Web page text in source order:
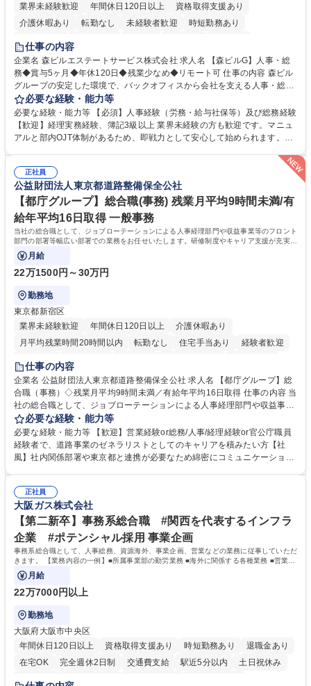
業界未経験歓迎 年間休日120日以上
資格取得支援あり
介護休暇あり
転勤なし 未経験者歓迎
時短勤務あり
経験者歓迎
完全週休2日制
交通費支給 長期歓迎 駅近5分以内 土日祝休み
仕事の内容
企業名 森ビルエステートサービス株式会社 求人名 【森ビルG】人事・総
務◆賞与5ヶ月◆年休120日◆残業少なめ◆リモート可 仕事の内容 森ビル
グループの安定した環境で、バックオフィスから会社を支える人事・総務
をお任せします。 労務と総務の業務をバランスよく担当し、ゆくゆくは制
度改定などのコア業務にも挑戦できる、やりがいある環境です。 ■勤怠管
理、給与計算、社会保険手続き、年末調整等の労務管理全般 ■入退社手続
き、社内規定の改定や人事制度改定などのコア業務 ■社内イベントの企画
は部内のOJTを中心に、あなたの経験に合わせて不足している部分はいつ
でも質問・相談できる環境が整っているため、安心して成長できます。 募
集職種 【森ビルG】人事・総務◆賞与5ヶ月◆年休120日◆残業少なめ◆
リモート可
必要な経験・能力等
必要な経験・能力等 【必須】人事経験（労務・給与社保等）及び総務経験
【歓迎】経理実務経験、簿記3級以上 業界未経験の方も歓迎です。マニュ
アルと部内OJT体制があるため、即戦力として安心して始められます。
ます。定型業務に留まらず、社内規定や人事制度の改定など会社のコア業
務に挑戦できるため、自身の成長と組織への貢献度をダイレクトに実感で
きます。 残業少なめ、週1日リモート可など、ワークライフバランスを保
ち長期活躍できる環境です。 「これまでの幅広い経験を活かし、長期的な
キャリアを築きたい」という前向きな意欲と挑戦を全力で応援します。 学
歴・資格 学歴：大学院 大学 高専 短大 専修学校 高校 語学力： 資格：日商
簿記検定1級 日商簿記検定2級 日商簿記検定3級
正社員
公益財団法人東京都道路整備保全公社
【都庁グループ】総合職(事務) 残業月平均9時間未満/有
給年平均16日取得 一般事務
当社の総合職として、ジョブローテーションによる人事経理部門や収益事業等のフロント
部門の部署等幅広い部署での業務をお任せいたします。研修制度やキャリア支援が充実し
ております！ ※下記業務詳細
月給
22万1500円～30万円
勤務地
東京都新宿区
業界未経験歓迎
年間休日120日以上
介護休暇あり
月平均残業時間20時間以内
転勤なし 住宅手当あり
経験者歓迎
研修あり
退職金あり
駅近5分以内
資格取得手当あり 食事補助あり
仕事の内容
企業名 公益財団法人東京都道路整備保全公社 求人名 【都庁グループ】総
合職（事務）◇残業月平均9時間未満／有給年平均16日取得 仕事の内容 当
社の総合職として、ジョブローテーションによる人事経理部門や収益事業
等のフロント部門の部署等幅広い部署での業務をお任せいたします。研修
制度やキャリア支援が充実しております！ ※下記業務詳細 【業務詳細】■
管理部門：広報、人事、経理など当公社の運営に係る管理業務 ■収益部
門：駐車場の新規開拓、管理運営、新宿駅西口広場の「イベントコーナ
道路施設や道路工事現場の見学ツアー事業 ※入社後は上記いずれかの部門
へ配属。※業務内容変更の範囲：会社の定める業務 募集職種 【都庁グル
ープ】総合職（事務）◇残業月平均9時間未満／有給年平均16日取得
必要な経験・能力等
必要な経験・能力等 【歓迎】営業経験or総務/人事/経理経験or官公庁職員
経験者で、道路事業のゼネラリストとしてのキャリアを積みたい方【社
風】社内関係部署や東京都と連携が必要なため綿密にコミュニケーション
部門など多岐に渡る業務を経験できます。 ■様々なプロジェクト：駐車場
事業の他、新宿駅西口広場内に設置された照明を兼ねた広告「ブライトサ
イン」の管理運営を行うなど、事業収益を生み出す活動を積極的に行って
います。 学歴・資格 学歴：大学院 大学 高専 短大 専修学校 高校 語学力：
資格：
正社員
大阪ガス株式会社
【第二新卒】事務系総合職 #関西を代表するインフラ
企業 #ポテンシャル採用 事業企画
事務系総合職として、人事総務、資源海外、事業企画、営業などの業務に従事していただ
きます。 【業務内容の一例】■所属事業部の勤労業務 ■海外に関係する各種業務 ■営業部
門の企画スタッフ、ルート営業
月給
22万7000円以上
勤務地
大阪府大阪市中央区
年間休日120日以上
資格取得支援あり 時短勤務あり
退職金あり
在宅OK
完全週休2日制 交通費支給 駅近5分以内
土日祝休み
服装自由
第二新卒歓迎